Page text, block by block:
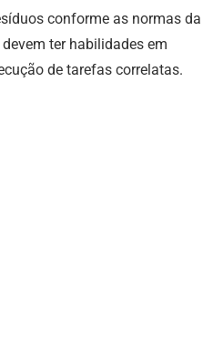
conforme as normas da
ter habilidades em
de tarefas correlatas.